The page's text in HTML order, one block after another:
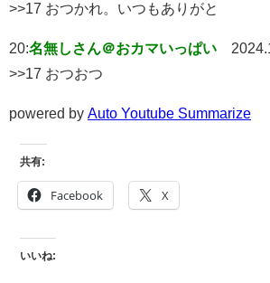
>>17 おつかれ。いつもありがと
20:名無しさん＠おカマいっぱい
>>17 おつおつ
powered by Auto Youtube Summarize
共有:
Facebook X
いいね: